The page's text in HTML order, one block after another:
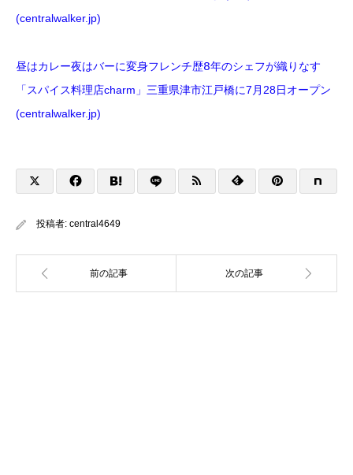
(centralwalker.jp)
昼はカレー夜はバーに変身フレンチ歴𝟪年のシェフが織りなす
「スパイス料理店charm」三重県津市江戸橋に7月28日オープン
(centralwalker.jp)
投稿者: central4649